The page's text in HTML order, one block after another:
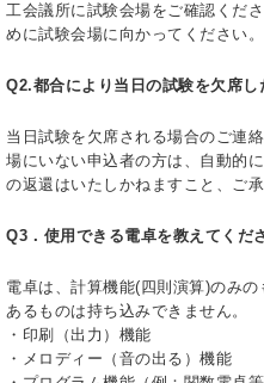
工会議所に試験会場をご確認くだ
めに試験会場に向かってください。
Q2.都合により当日の試験を欠席し
当日試験を欠席される場合のご連
場にいない申込者の方は、自動的
の返還はいたしかねますこと、ご承
Q3．使用できる電卓を教えてくだ
電卓は、計算機能(四則演算)のみ
あるものは持ち込みできません。
・印刷（出力）機能
・メロディー（音の出る）機能